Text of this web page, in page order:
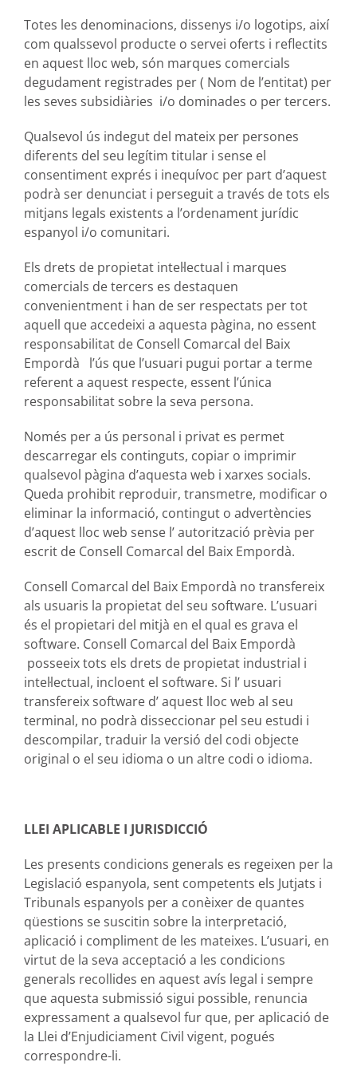
Totes les denominacions, dissenys i/o logotips, així
com qualssevol producte o servei oferts i reflectits
en aquest lloc web, són marques comercials
degudament registrades per ( Nom de l’entitat) per
les seves subsidiàries i/o dominades o per tercers.
Qualsevol ús indegut del mateix per persones
diferents del seu legítim titular i sense el
consentiment exprés i inequívoc per part d’aquest
podrà ser denunciat i perseguit a través de tots els
mitjans legals existents a l’ordenament jurídic
espanyol i/o comunitari.
Els drets de propietat intel·lectual i marques
comercials de tercers es destaquen
convenientment i han de ser respectats per tot
aquell que accedeixi a aquesta pàgina, no essent
responsabilitat de Consell Comarcal del Baix
Empordà l’ús que l’usuari pugui portar a terme
referent a aquest respecte, essent l’única
responsabilitat sobre la seva persona.
Només per a ús personal i privat es permet
descarregar els continguts, copiar o imprimir
qualsevol pàgina d’aquesta web i xarxes socials.
Queda prohibit reproduir, transmetre, modificar o
eliminar la informació, contingut o advertències
d’aquest lloc web sense l’ autorització prèvia per
escrit de Consell Comarcal del Baix Empordà.
Consell Comarcal del Baix Empordà no transfereix
als usuaris la propietat del seu software. L’usuari
és el propietari del mitjà en el qual es grava el
software. Consell Comarcal del Baix Empordà
posseeix tots els drets de propietat industrial i
intel·lectual, incloent el software. Si l’ usuari
transfereix software d’ aquest lloc web al seu
terminal, no podrà disseccionar pel seu estudi i
descompilar, traduir la versió del codi objecte
original o el seu idioma o un altre codi o idioma.
LLEI APLICABLE I JURISDICCIÓ
Les presents condicions generals es regeixen per la
Legislació espanyola, sent competents els Jutjats i
Tribunals espanyols per a conèixer de quantes
qüestions se suscitin sobre la interpretació,
aplicació i compliment de les mateixes. L’usuari, en
virtut de la seva acceptació a les condicions
generals recollides en aquest avís legal i sempre
que aquesta submissió sigui possible, renuncia
expressament a qualsevol fur que, per aplicació de
la Llei d’Enjudiciament Civil vigent, pogués
correspondre-li.